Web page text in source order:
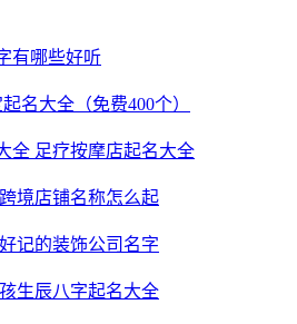
有哪些好听
名大全（免费400个）
全 足疗按摩店起名大全
境店铺名称怎么起
记的装饰公司名字
生辰八字起名大全